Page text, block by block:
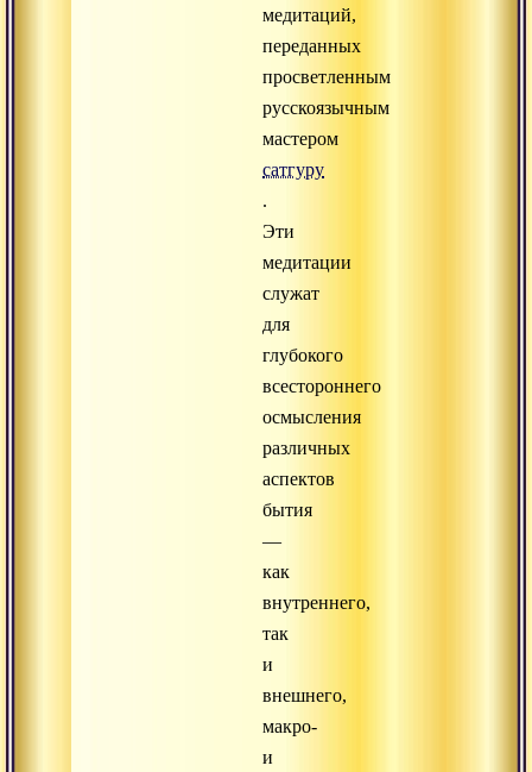
медитаций,
переданных
просветленным
русскоязычным
мастером
сатгуру
.
Эти
медитации
служат
для
глубокого
всестороннего
осмысления
различных
аспектов
бытия
—
как
внутреннего,
так
и
внешнего,
макро-
и